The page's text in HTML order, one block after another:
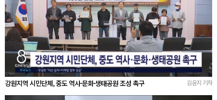
강원지역 시민단체, 중도 역사·문화·생태공원 조성 촉구 김윤지 기자